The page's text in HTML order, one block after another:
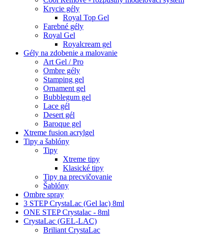
Krycie gély
Royal Top Gel
Farebné gély
Royal Gel
Royalcream gel
Gély na zdobenie a malovanie
Art Gel / Pro
Ombre gély
Stamping gel
Ornament gel
Bubblegum gel
Lace gél
Desert gél
Baroque gel
Xtreme fusion acrylgel
Tipy a šablóny
Tipy
Xtreme tipy
Klasické tipy
Tipy na precvičovanie
Šablóny
Ombre spray
3 STEP CrystaLac (Gel lac) 8ml
ONE STEP Crystalac - 8ml
CrystaLac (GEL-LAC)
Briliant CrystaLac